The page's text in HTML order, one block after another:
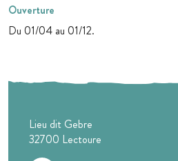
Ouverture
Du 01/04 au 01/12.
Lieu dit Gebre
32700 Lectoure